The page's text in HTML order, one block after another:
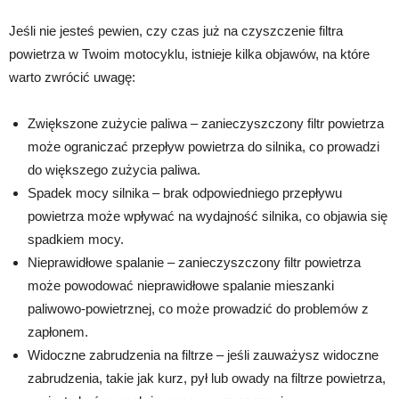
Jeśli nie jesteś pewien, czy czas już na czyszczenie filtra
powietrza w Twoim motocyklu, istnieje kilka objawów, na które
warto zwrócić uwagę:
Zwiększone zużycie paliwa – zanieczyszczony filtr powietrza
może ograniczać przepływ powietrza do silnika, co prowadzi
do większego zużycia paliwa.
Spadek mocy silnika – brak odpowiedniego przepływu
powietrza może wpływać na wydajność silnika, co objawia się
spadkiem mocy.
Nieprawidłowe spalanie – zanieczyszczony filtr powietrza
może powodować nieprawidłowe spalanie mieszanki
paliwowo-powietrznej, co może prowadzić do problemów z
zapłonem.
Widoczne zabrudzenia na filtrze – jeśli zauważysz widoczne
zabrudzenia, takie jak kurz, pył lub owady na filtrze powietrza,